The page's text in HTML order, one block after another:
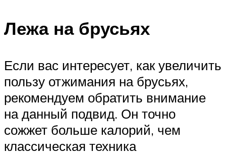
Лежа на брусьях
Если вас интересует, как увеличить
пользу отжимания на брусьях,
рекомендуем обратить внимание
на данный подвид. Он точно
сожжет больше калорий, чем
классическая техника